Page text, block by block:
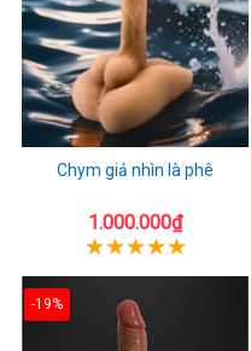
Chym giả nhìn là phê
1.000.000₫
-19%